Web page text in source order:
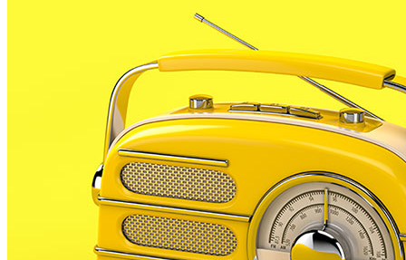
Es tracta del llibre més conegut de Mossèn Fèlix
com ara PLF, a començaments del segle XX.
L’any que ve, coincidint amb el centenari de la seva
resta d’obres i biografia de Mossèn Paradeda, que